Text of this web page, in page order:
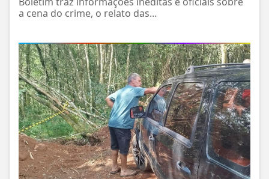
a cena do crime, o relato das...